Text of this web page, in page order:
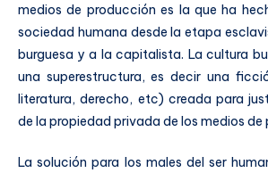
medios de producción es la que ha
sociedad humana desde la etapa
burguesa y a la capitalista. La cultura
una superestructura, es decir una
literatura, derecho, etc) creada para
de la propiedad privada de los medios de
La solución para los males del ser